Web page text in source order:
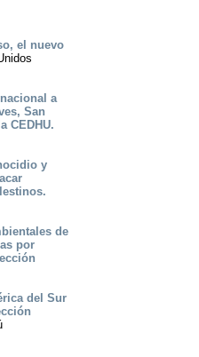
el nuevo
a
San
CEDHU.
y
de
por
del Sur